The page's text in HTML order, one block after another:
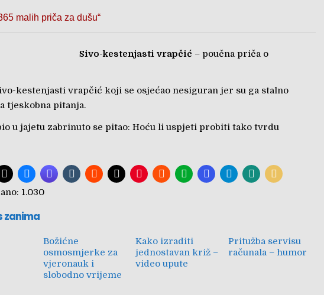
malih priča za dušu“
Sivo-kestenjasti vrapčić – poučna priča o
kestenjasti vrapčić koji se osjećao nesiguran jer su ga stalno
tjeskobna pitanja.
u jajetu zabrinuto se pitao: Hoću li uspjeti probiti tako tvrdu
1.030
zanima
Božićne
osmosmjerke za
vjeronauk i
slobodno vrijeme
Kako izraditi
jednostavan križ –
video upute
Pritužba servisu
računala – humor